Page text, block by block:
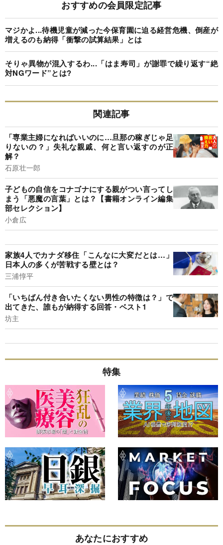
おすすめの会員限定記事
マジかよ...待機児童が減った今保育園に迫る経営危機、倒産が
増えるのも納得「衝撃の試算結果」とは
そりゃ異物が混入するわ...「はま寿司」が謝罪で繰り返す“絶
対NGワード”とは?
関連記事
「専業主婦になればいいのに…旦那の稼ぎじゃ足
りないの？」失礼な親戚、何と言い返すのが正
解？
石原壮一郎
子どもの自信をコナゴナにする親がつい言ってし
まう「悪魔の言葉」とは？【書籍オンライン編集
部セレクション】
小倉広
家族4人でカナダ移住「こんなに大変だとは…」
日本人の多くが苦戦する壁とは？
三浦惇平
「いちばん付き合いたくない男性の特徴は？」で
出てきた、誰もが納得する回答・ベスト1
坊主
特集
あなたにおすすめ